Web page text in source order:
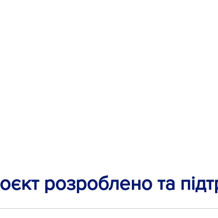
розроблено та